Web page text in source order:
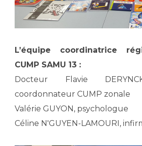
L’équipe coordinatrice
CUMP SAMU 13 :
Docteur Flavie
coordonnateur CUMP zonale
Valérie GUYON, psychologue
Céline N'GUYEN-LAMOURI,